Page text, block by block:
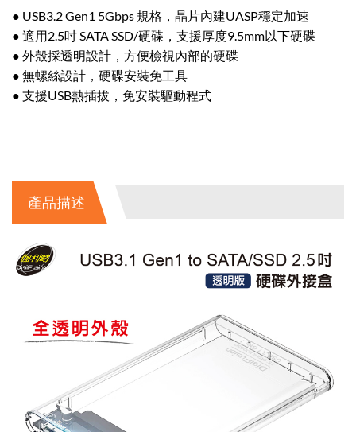
● USB3.2 Gen1 5Gbps 規格，晶片內建UASP穩定加速
● 適用2.5吋 SATA SSD/硬碟，支援厚度9.5mm以下硬碟
● 外殼採透明設計，方便檢視內部的硬碟
● 無螺絲設計，硬碟安裝免工具
● 支援USB熱插拔，免安裝驅動程式
產品描述